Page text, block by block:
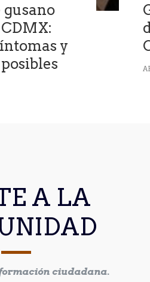
gusano
y
A LA
ciudadana.